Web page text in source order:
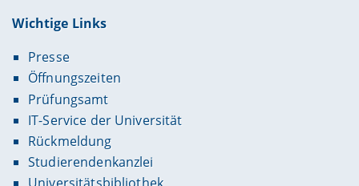
Wichtige Links
Presse
Öffnungszeiten
Prüfungsamt
IT-Service der Universität
Rückmeldung
Studierendenkanzlei